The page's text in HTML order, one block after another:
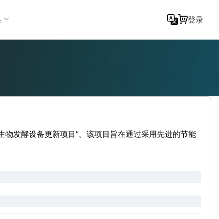
登录
发酵设备更新项目”。该项目旨在通过采用先进的节能